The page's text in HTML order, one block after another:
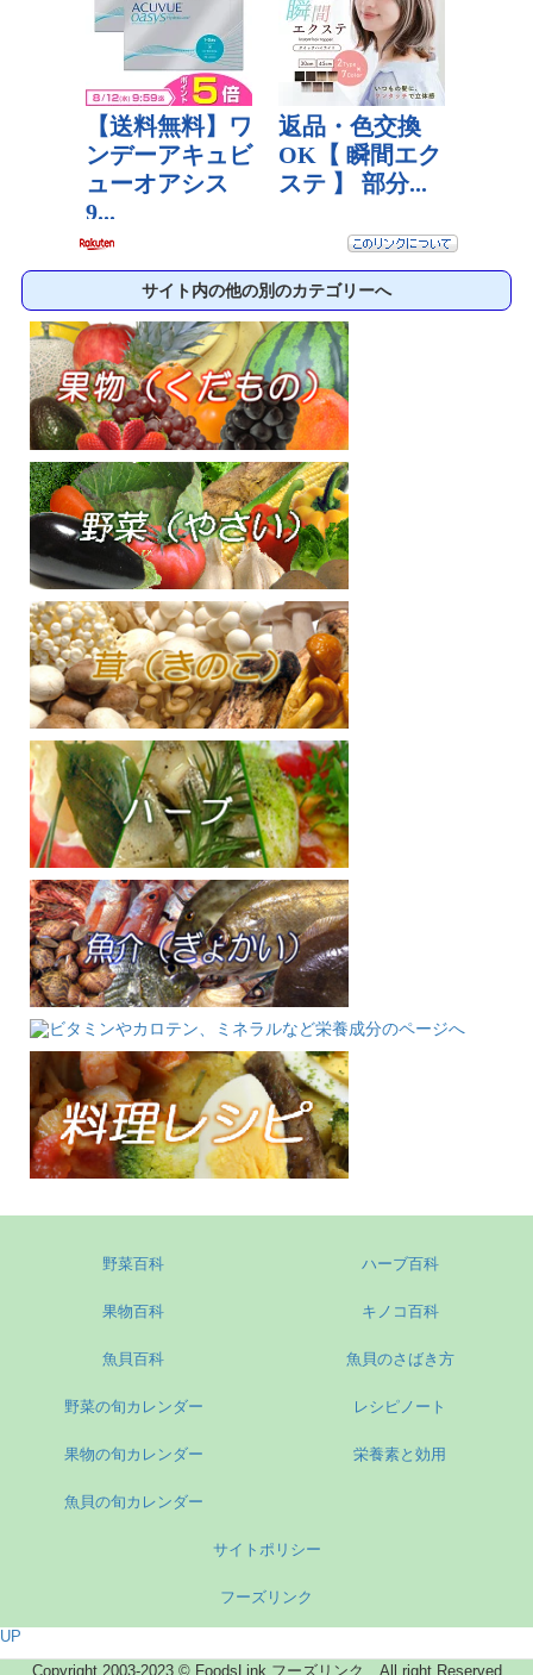
サイト内の他の別のカテゴリーへ
野菜百科
果物百科
魚貝百科
ハーブ百科
キノコ百科
魚貝のさばき方
野菜の旬カレンダー
果物の旬カレンダー
魚貝の旬カレンダー
レシピノート
栄養素と効用
サイトポリシー
フーズリンク
UP
Copyright 2003-2023 © FoodsLink フーズリンク All right Reserved